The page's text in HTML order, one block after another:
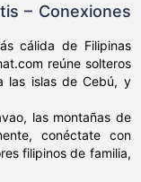
– Conexiones
cálida de Filipinas
reúne solteros
las islas de Cebú, y
las montañas de
conéctate con
filipinos de familia,